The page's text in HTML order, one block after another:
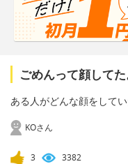
ごめんって顔して
ある人がどんな顔をしてい
KOさん
3 3382